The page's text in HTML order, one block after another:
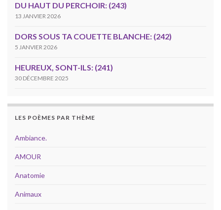
DU HAUT DU PERCHOIR: (243)
13 JANVIER 2026
DORS SOUS TA COUETTE BLANCHE: (242)
5 JANVIER 2026
HEUREUX, SONT-ILS: (241)
30 DÉCEMBRE 2025
LES POÈMES PAR THÈME
Ambiance.
AMOUR
Anatomie
Animaux